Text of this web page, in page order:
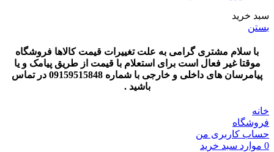
سبد خرید
بستن
با سلام مشتری گرامی به علت تغییرات قیمت کالاها فروشگاه
موقتا غیر فعال است برای استعلام با قیمت از طریق پیامک و یا
پیامرسان های داخلی و خارجی با شماره 09159515848 در تماس
باشید .
خانه
فروشگاه
حساب کاربری من
0 موارد سبد خرید